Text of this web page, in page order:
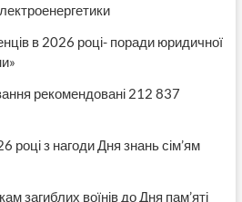
в 2026 році- поради юридичної
рекомендовані 212 837
році з нагоди Дня знань сім’ям
загиблих воїнів до Дня пам’яті